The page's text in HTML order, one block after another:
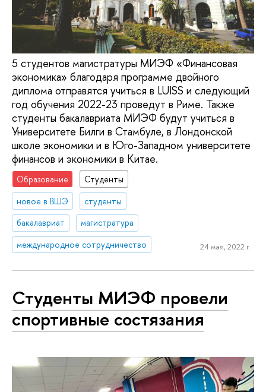
5 студентов магистратуры МИЭФ «Финансовая
экономика» благодаря программе двойного
диплома отправятся учиться в LUISS и следующий
год обучения 2022-23 проведут в Риме. Также
студенты бакалавриата МИЭФ будут учиться в
Университете Билги в Стамбуле, в Лондонской
школе экономики и в Юго-Западном университете
финансов и экономики в Китае.
Образование
Студенты
новое в ВШЭ
студенты
бакалавриат
магистратура
международное сотрудничество
24 мая, 2022 г.
Студенты МИЭФ провели
спортивные состязания